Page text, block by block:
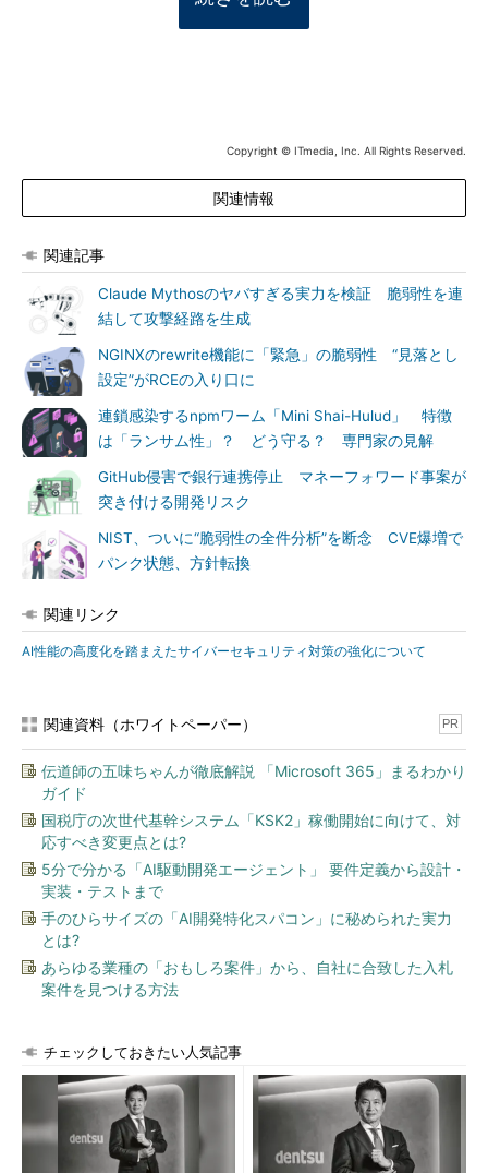
Copyright © ITmedia, Inc. All Rights Reserved.
関連情報
関連記事
Claude Mythosのヤバすぎる実力を検証 脆弱性を連
結して攻撃経路を生成
NGINXのrewrite機能に「緊急」の脆弱性 “見落とし
設定”がRCEの入り口に
連鎖感染するnpmワーム「Mini Shai-Hulud」 特徴
は「ランサム性」？ どう守る？ 専門家の見解
GitHub侵害で銀行連携停止 マネーフォワード事案が
突き付ける開発リスク
NIST、ついに“脆弱性の全件分析”を断念 CVE爆増で
パンク状態、方針転換
関連リンク
AI性能の高度化を踏まえたサイバーセキュリティ対策の強化について
関連資料（ホワイトペーパー） PR
伝道師の五味ちゃんが徹底解説 「Microsoft 365」まるわかり
ガイド
国税庁の次世代基幹システム「KSK2」稼働開始に向けて、対
応すべき変更点とは?
5分で分かる「AI駆動開発エージェント」 要件定義から設計・
実装・テストまで
手のひらサイズの「AI開発特化スパコン」に秘められた実力
とは?
あらゆる業種の「おもしろ案件」から、自社に合致した入札
案件を見つける方法
チェックしておきたい人気記事